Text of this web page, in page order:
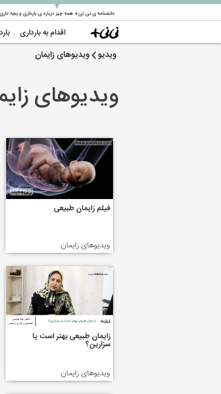
دانشنامه ی نی نی+ همه چیز درباره ی بارداری و بچه داری
▼
اقدام به بارداری
ویدیو ویدیوهای زایمان
ویدیوهای
فیلم زایمان طبیعی
ویدیوهای زایمان
زایمان طبیعی بهتر است یا
سزارین؟
ویدیوهای زایمان